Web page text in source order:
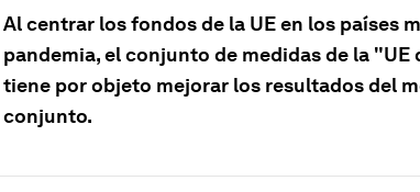
Al centrar los fondos de la UE en los países
pandemia, el conjunto de medidas de la
tiene por objeto mejorar los resultados del
conjunto.